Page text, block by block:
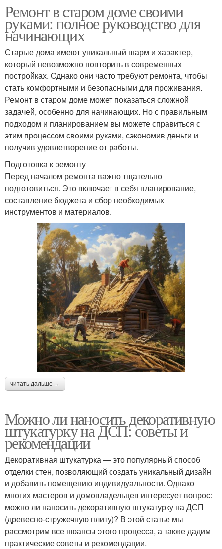
Ремонт в старом доме своими
руками: полное руководство для
начинающих
Старые дома имеют уникальный шарм и характер,
который невозможно повторить в современных
постройках. Однако они часто требуют ремонта, чтобы
стать комфортными и безопасными для проживания.
Ремонт в старом доме может показаться сложной
задачей, особенно для начинающих. Но с правильным
подходом и планированием вы можете справиться с
этим процессом своими руками, сэкономив деньги и
получив удовлетворение от работы.
Подготовка к ремонту
Перед началом ремонта важно тщательно
подготовиться. Это включает в себя планирование,
составление бюджета и сбор необходимых
инструментов и материалов.
читать дальше →
Можно ли наносить декоративную
штукатурку на ДСП: советы и
рекомендации
Декоративная штукатурка — это популярный способ
отделки стен, позволяющий создать уникальный дизайн
и добавить помещению индивидуальности. Однако
многих мастеров и домовладельцев интересует вопрос:
можно ли наносить декоративную штукатурку на ДСП
(древесно-стружечную плиту)? В этой статье мы
рассмотрим все нюансы этого процесса, а также дадим
практические советы и рекомендации.